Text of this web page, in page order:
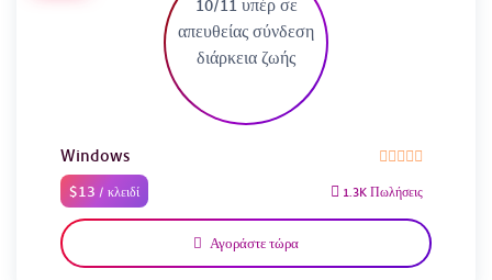
Windows
$13 / κλειδί 1.3K Πωλήσεις
Αγοράστε τώρα